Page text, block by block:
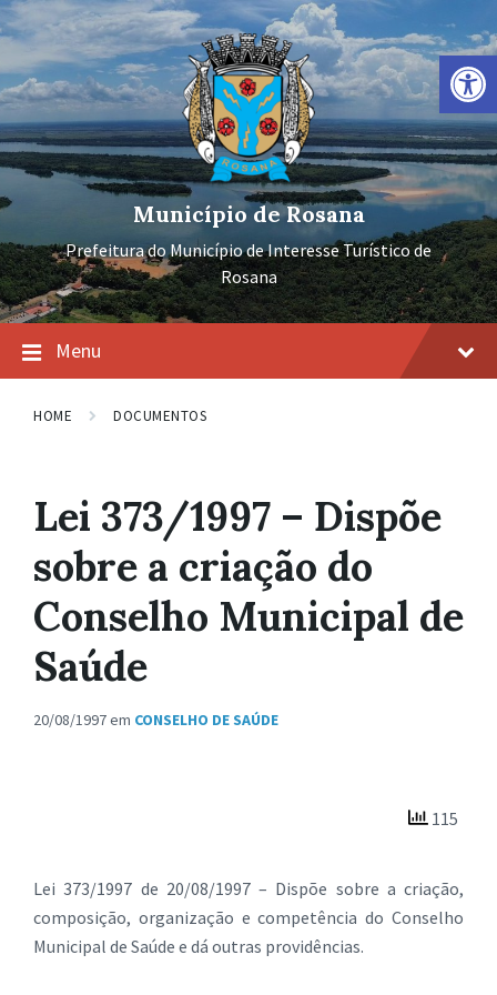
Barra de Ferramentas Aberta
Ir
para
conteúdo
Pular
para
navegação
principal
Pular
para
rodapé
Município de Rosana
Prefeitura do Município de Interesse Turístico de
Rosana
Menu
HOME DOCUMENTOS
Lei 373/1997 – Dispõe
sobre a criação do
Conselho Municipal de
Saúde
20/08/1997em CONSELHO DE SAÚDE
115
Lei 373/1997 de 20/08/1997 – Dispõe sobre a criação,
composição, organização e competência do Conselho
Municipal de Saúde e dá outras providências.